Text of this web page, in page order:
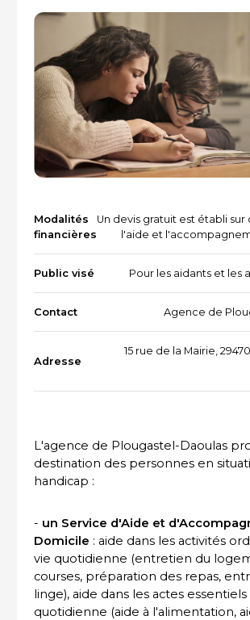
Dispositifs aidants/aidés
QUI SOMMES-NOUS ?
L'équipe
Le Comité des parties prenantes
Les partenaires
Les évènements
RESSOURCES
Modalités
financières
Un devis gratuit est établi
l'aide et
Public visé Pour les aidants et les
Contact Agence de
Adresse
15 rue de la Mairie,
L'agence de Plougastel-Daoulas
destination des personnes en
handicap :
- un Service d'Aide et
Domicile : aide dans les activités
vie quotidienne (entretien du
courses, préparation des repas,
linge), aide dans les actes essentiels
quotidienne (aide à l'alimentation,